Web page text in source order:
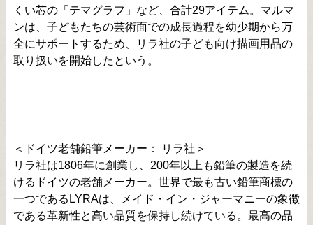
くい芯の「テマグラフ」など、合計29アイテム。マルマ
ンは、子どもたちの芸術面での成長過程を幼少期から万
全にサポートするため、リラ社の子ども向け描画用品の
取り扱いを開始したという。
＜ドイツ老舗鉛筆メーカー： リラ社＞
リラ社は1806年に創業し、200年以上も鉛筆の製造を続
けるドイツの老舗メーカー。世界で最も古い鉛筆商標の
一つであるLYRAは、メイド・イン・ジャーマニーの象徴
である革新性と高い品質を保持し続けている。最高の品